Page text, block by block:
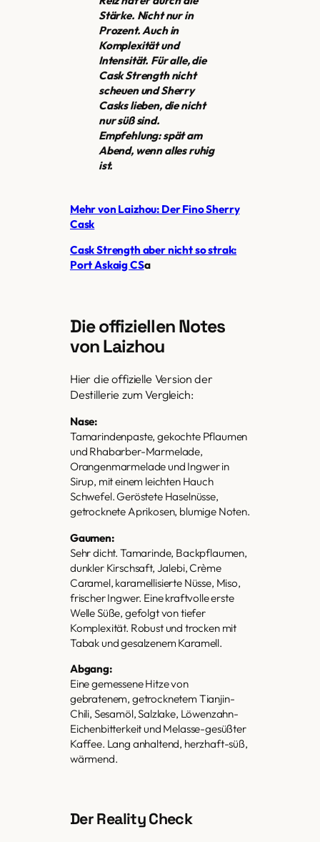
Stärke. Nicht nur in
Prozent. Auch in
Komplexität und
Intensität. Für alle, die
Cask Strength nicht
scheuen und Sherry
Casks lieben, die nicht
nur süß sind.
Empfehlung: spät am
Abend, wenn alles ruhig
ist.
Mehr von Laizhou: Der Fino Sherry
Cask
Cask Strength aber nicht so strak:
Port Askaig CSa
Die offiziellen Notes
von Laizhou
Hier die offizielle Version der
Destillerie zum Vergleich:
Nase:
Tamarindenpaste, gekochte Pflaumen
und Rhabarber-Marmelade,
Orangenmarmelade und Ingwer in
Sirup, mit einem leichten Hauch
Schwefel. Geröstete Haselnüsse,
getrocknete Aprikosen, blumige Noten.
Gaumen:
Sehr dicht. Tamarinde, Backpflaumen,
dunkler Kirschsaft, Jalebi, Crème
Caramel, karamellisierte Nüsse, Miso,
frischer Ingwer. Eine kraftvolle erste
Welle Süße, gefolgt von tiefer
Komplexität. Robust und trocken mit
Tabak und gesalzenem Karamell.
Abgang:
Eine gemessene Hitze von
gebratenem, getrocknetem Tianjin-
Chili, Sesamöl, Salzlake, Löwenzahn-
Eichenbitterkeit und Melasse-gesüßter
Kaffee. Lang anhaltend, herzhaft-süß,
wärmend.
Der Reality Check